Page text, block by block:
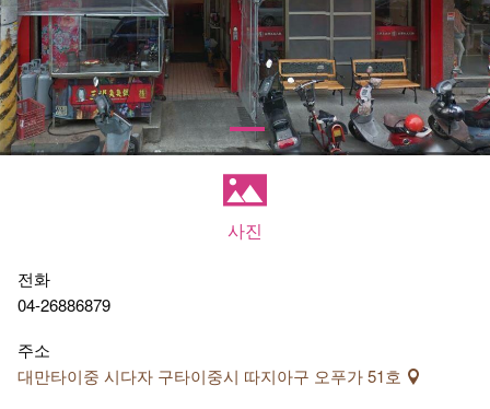
사진
전화
04-26886879
주소
대만타이중 시다자 구타이중시 따지아구 오푸가 51호